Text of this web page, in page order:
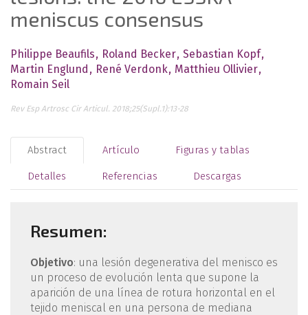
meniscus consensus
Philippe Beaufils Roland Becker Sebastian Kopf
Martin Englund
René Verdonk Matthieu Ollivier
Romain Seil
Rev Esp Artrosc Cir Articul. 2018;25(Supl.1):13-28
Abstract Artículo Figuras y tablas
Detalles Referencias Descargas
Resumen:
Objetivo: una lesión degenerativa del menisco es
un proceso de evolución lenta que supone la
aparición de una línea de rotura horizontal en el
tejido meniscal en una persona de mediana